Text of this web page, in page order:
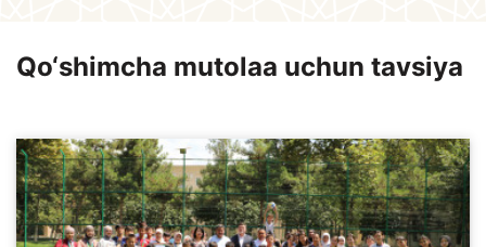
Qo‘shimcha mutolaa uchun tavsiya